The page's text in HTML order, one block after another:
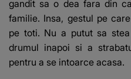
gandit sa o dea fara din
familie. Insa, gestul pe
pe toti. Nu a putut sa
drumul inapoi si a
pentru a se intoarce acasa.